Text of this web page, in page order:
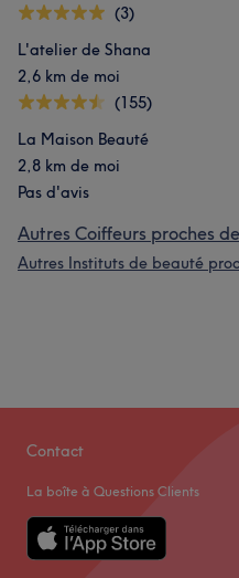
(3)
L'atelier de Shana
2,6 km de moi
(155)
La Maison Beauté
2,8 km de moi
Pas d'avis
Autres Coiffeurs proches
Autres Instituts de beauté
Contact
La boîte à Questions Clients